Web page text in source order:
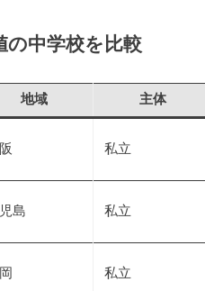
の中学校を比較
地域 主体
私立
島 私立
私立